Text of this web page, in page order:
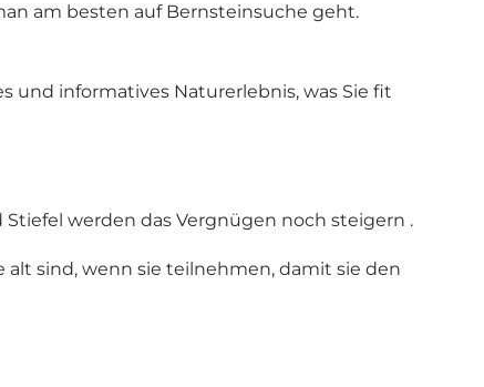
am besten auf Bernsteinsuche geht.
und informatives Naturerlebnis, was Sie fit
werden das Vergnügen noch steigern .
alt sind, wenn sie teilnehmen, damit sie den